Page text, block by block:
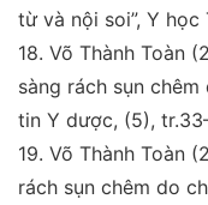
từ và nội soi”, Y học
18. Võ Thành Toàn
sàng rách sụn chêm
tin Y dược, (5),
19. Võ Thành Toàn
rách sụn chêm do